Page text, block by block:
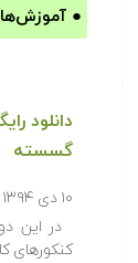
●
دانلود
گسسته
۱۰ دی ۱۳۹۴
در این
کنکورهای